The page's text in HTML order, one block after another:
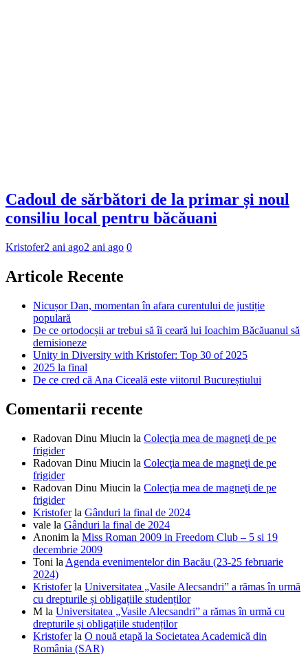
Cadoul de sărbători de la primar și noul
consiliu local pentru băcăuani
Kristofer2 ani ago2 ani ago 0
Articole Recente
Nicușor Dan, momentan în afara curentului de justiție
populară
De ce ortodocșii ar trebui să îi ceară lui Ioachim Băcăuanul să
demisioneze
Unity in Diversity with Kristofer: Top 30 of 2025
2025 la final
De ce cred că Ana Ciceală este viitorul Bucureștiului
Comentarii recente
Radovan Dinu Miucin la Colecţia mea de magneţi de pe
frigider
Radovan Dinu Miucin la Colecţia mea de magneţi de pe
frigider
Radovan Dinu Miucin la Colecţia mea de magneţi de pe
frigider
Kristoferla Gânduri la final de 2024
vale la Gânduri la final de 2024
Anonim la Miss Roman 2009 in Freedom Club – 5 si 19
decembrie 2009
Toni la Agenda evenimentelor din Bacău (23-25 februarie
2024)
Kristoferla Universitatea „Vasile Alecsandri” a rămas în urmă
cu drepturile și obligațiile studenților
M la Universitatea „Vasile Alecsandri” a rămas în urmă cu
drepturile și obligațiile studenților
Kristoferla O nouă etapă la Societatea Academică din
România (SAR)